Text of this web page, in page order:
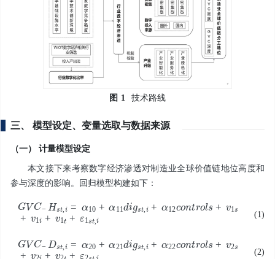
图 1 技术路线
三、 模型设定、变量选取与数据来源
（一） 计量模型设定
本文接下来考察数字经济渗透对制造业全球价值链地位高度和
参与深度的影响。回归模型构建如下：
G V C-
H st ,i=α10+α11dig st i+α12con r ls+v1s+v1i+ v 1t+ε ,i
(1)
G V C-
D st ,i=α20+α21dig st i+α22con r ols+v2s+v2i+ v 2t+ε t,i
(2)